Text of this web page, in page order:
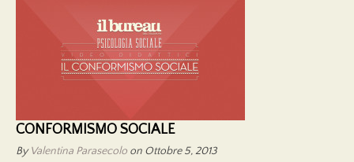
CONFORMISMO SOCIALE
ByValentina Parasecolo on Ottobre 5, 2013